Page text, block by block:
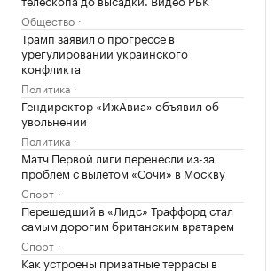
Общество
Трамп заявил о прогрессе в
урегулировании украинского
конфликта
Политика
Гендиректор «ИжАвиа» объявил об
увольнении
Политика
Матч Первой лиги перенесли из-за
проблем с вылетом «Сочи» в Москву
Спорт
Перешедший в «Лидс» Траффорд стал
самым дорогим британским вратарем
Спорт
Как устроены приватные террасы в